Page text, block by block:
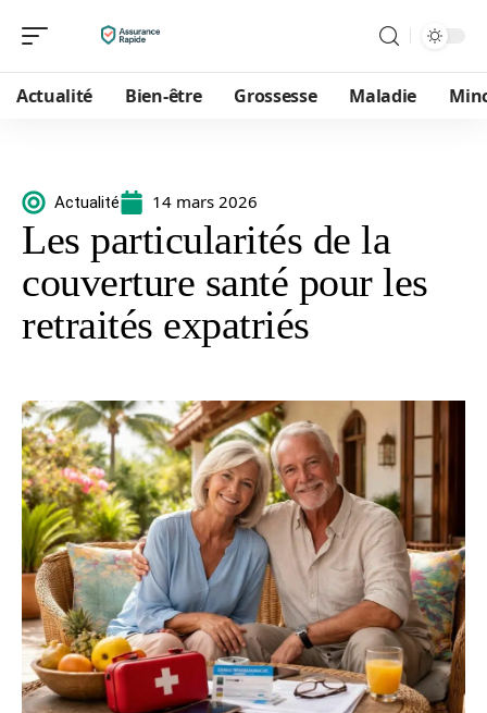
Actualité Bien-être Grossesse Maladie
Actualité 14 mars 2026
Les particularités de la
couverture santé pour les
retraités expatriés